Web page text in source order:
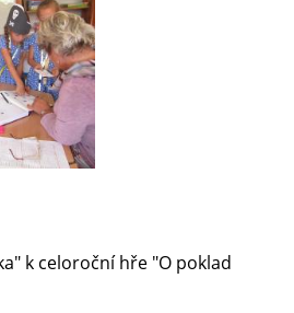
k celoroční hře "O poklad